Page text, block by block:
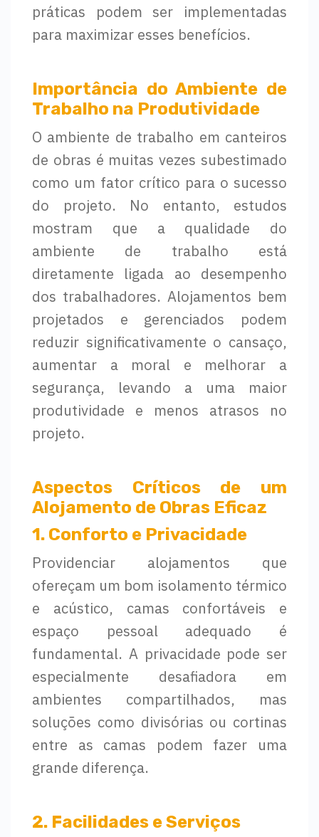
práticas podem ser implementadas
para maximizar esses benefícios.
Importância do Ambiente de
Trabalho na Produtividade
O ambiente de trabalho em canteiros
de obras é muitas vezes subestimado
como um fator crítico para o sucesso
do projeto. No entanto, estudos
mostram que a qualidade do
ambiente de trabalho está
diretamente ligada ao desempenho
dos trabalhadores. Alojamentos bem
projetados e gerenciados podem
reduzir significativamente o cansaço,
aumentar a moral e melhorar a
segurança, levando a uma maior
produtividade e menos atrasos no
projeto.
Aspectos Críticos de um
Alojamento de Obras Eficaz
1. Conforto e Privacidade
Providenciar alojamentos que
ofereçam um bom isolamento térmico
e acústico, camas confortáveis e
espaço pessoal adequado é
fundamental. A privacidade pode ser
especialmente desafiadora em
ambientes compartilhados, mas
soluções como divisórias ou cortinas
entre as camas podem fazer uma
grande diferença.
2. Facilidades e Serviços